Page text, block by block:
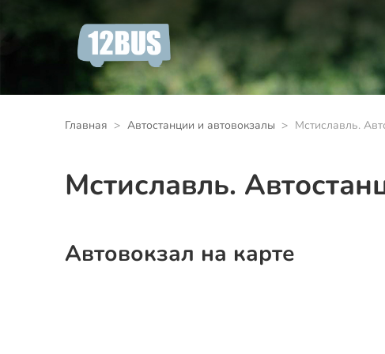
Главная Автостанции и автовокзалы Мстиславль.
Мстиславль.
Автовокзал на карте